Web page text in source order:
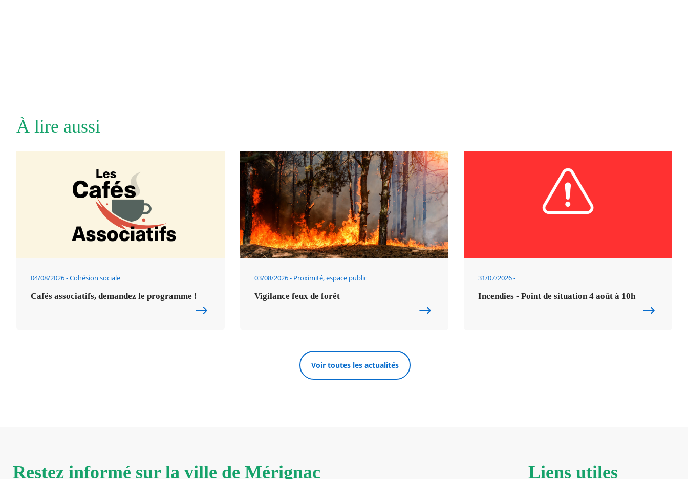
À lire aussi
04/08/2026 Cohésion sociale
Cafés associatifs, demandez le programme !
03/08/2026 Proximité, espace public
Vigilance feux de forêt
31/07/2026
Incendies - Point de situation 4 août à 10h
Voir toutes les actualités
Restez informé sur la ville de Mérignac Liens utiles